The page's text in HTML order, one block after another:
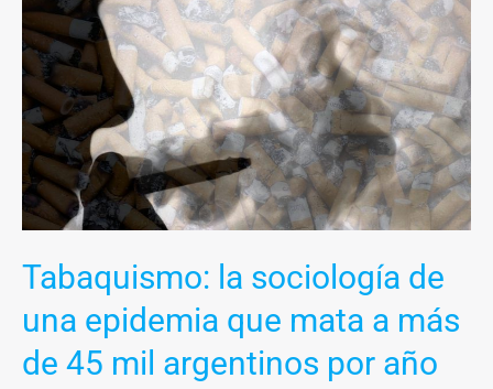
Tabaquismo: la sociología de
una epidemia que mata a más
de 45 mil argentinos por año
sociología
de
una
epidemia
que
mata
a
de
45
mil
argentinos